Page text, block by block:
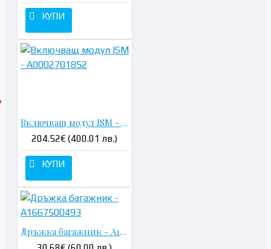
КУПИ
Включващ модул ISM - A0002701852
204.52€ (400.01 лв.)
КУПИ
Дръжка багажник - A1667500493